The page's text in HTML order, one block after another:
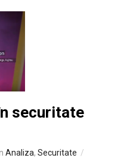
securitate
Analiza, Securitate